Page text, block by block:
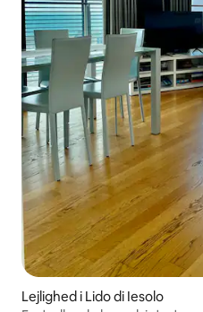
Lejlighed i Lido di Iesolo